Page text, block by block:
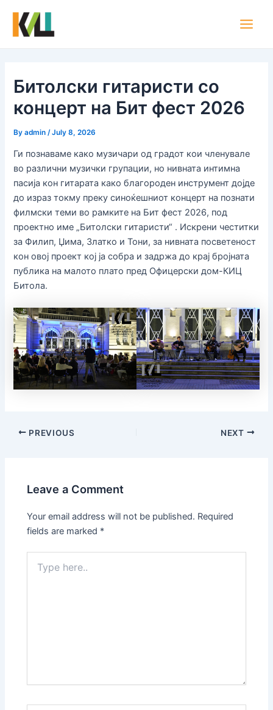
content
Битолски гитаристи со
концерт на Бит фест 2026
Byadmin /July 8, 2026
Ги познаваме како музичари од градот кои членувале
во различни музички групации, но нивната интимна
пасија кон гитарата како благороден инструмент дојде
до израз токму преку синоќешниот концерт на познати
филмски теми во рамките на Бит фест 2026, под
проектно име „Битолски гитаристи“ . Искрени честитки
за Филип, Џима, Златко и Тони, за нивната посветеност
кон овој проект кој ја собра и задржа до крај бројната
публика на малото плато пред Офицерски дом-КИЦ
Битола.
navigation
PREVIOUS NEXT
Leave a Comment
Your email address will not be published. Required
fields are marked *
here..